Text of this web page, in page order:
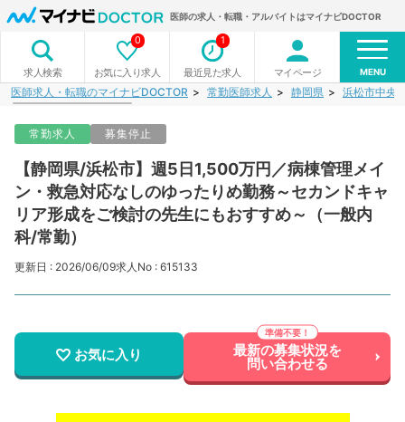
医師の求人・転職・アルバイトはマイナビDOCTOR
求人検索 お気に入り求人
0
最近見た求人
1
マイページ MENU
医師求人・転職のマイナビDOCTOR 常勤医師求人 静岡県 浜松市中央
常勤求人 募集停止
【静岡県/浜松市】週5日1,500万円／病棟管理メイ
ン・救急対応なしのゆったりめ勤務～セカンドキャ
リア形成をご検討の先生にもおすすめ～（一般内
科/常勤）
更新日 : 2026/06/09求人No : 615133
お気に入り 最新の募集状況を
問い合わせる